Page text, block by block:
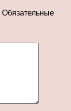
Обязательные